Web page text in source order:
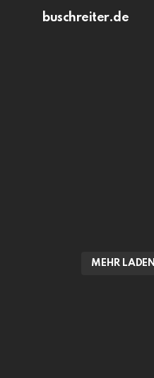
buschreiter.de
MEHR LADEN